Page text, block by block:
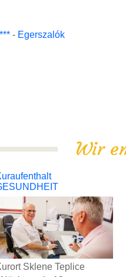
- Egerszalók
Wir
Sklene Teplice